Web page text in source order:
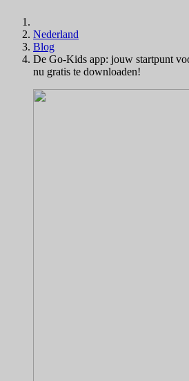
Nederland
Blog
De Go-Kids app: jouw startpunt
nu gratis te downloaden!